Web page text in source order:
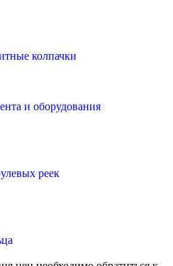
колпачки
и оборудования
реек